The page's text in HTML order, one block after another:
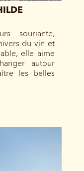
souriante,
du vin et
elle aime
autour
les belles